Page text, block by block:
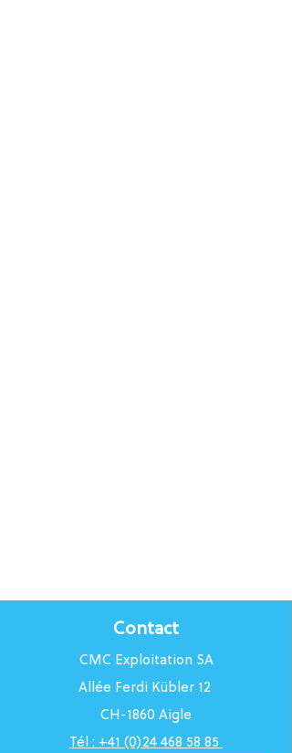
Contact
CMC Exploitation SA
Allée Ferdi Kübler 12
CH-1860 Aigle
Tél : +41 (0)24 468 58 85